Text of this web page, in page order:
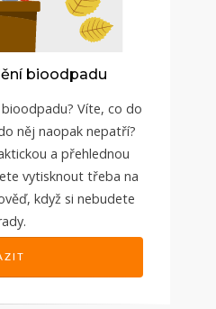
bioodpadu
Víte, co do
něj naopak nepatří?
a přehlednou
vytisknout třeba na
když si nebudete